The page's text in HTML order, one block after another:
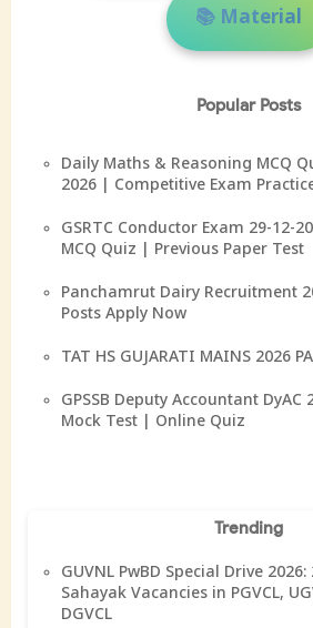
📚 Material
Popular Posts
Daily Maths & Reasoning MCQ
2026 | Competitive Exam
GSRTC Conductor Exam 29-12-
MCQ Quiz | Previous Paper Test
Panchamrut Dairy Recruitment
Posts Apply Now
TAT HS GUJARATI MAINS 2026
GPSSB Deputy Accountant DyAC
Mock Test | Online Quiz
Trending
GUVNL PwBD Special Drive
Sahayak Vacancies in PGVCL,
DGVCL